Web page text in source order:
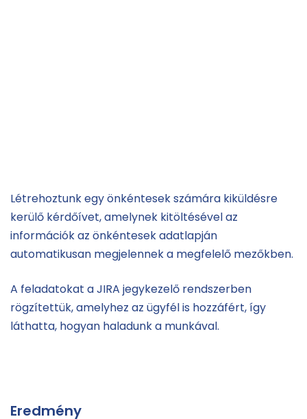
Létrehoztunk egy önkéntesek számára kiküldésre
kerülő kérdőívet, amelynek kitöltésével az
információk az önkéntesek adatlapján
automatikusan megjelennek a megfelelő mezőkben.
A feladatokat a JIRA jegykezelő rendszerben
rögzítettük, amelyhez az ügyfél is hozzáfért, így
láthatta, hogyan haladunk a munkával.
Eredmény